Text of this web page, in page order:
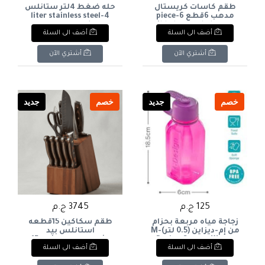
طقم كاسات كريستال
مدهب 6قطع 6-piece
gilded crystal glass set
أضف الى السلة
أشتري الآن
حله ضغط 4لتر ستانلس
4-liter stainless steel
pressure cooker
أضف الى السلة
أشتري الآن
خصم جديد
125 ج.م
زجاجة مياه مربعة بحزام
من إم-ديزاين (0.5 لتر)M-
Design Square Water
Bottle with Strap (0.5L
أضف الى السلة
خصم جديد
3745 ج.م
طقم سكاكين 15قطعه
استانلس بيد
piece stainless steel
knife set with wooden
أضف الى السلة